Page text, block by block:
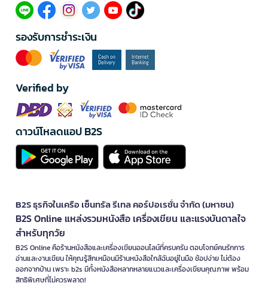
รองรับการชำระเงิน
Verified by
ดาวน์โหลดแอป B2S
B2S ธุรกิจในเครือ เซ็นทรัล รีเทล คอร์ปอเรชั่น จำกัด (มหาชน)
B2S Online แหล่งรวมหนังสือ เครื่องเขียน และแรงบันดาลใจ
สำหรับทุกวัย
B2S Online คือร้านหนังสือและเครื่องเขียนออนไลน์ที่ครบครัน ตอบโจทย์คนรักการ
อ่านและงานเขียน ให้คุณรู้สึกเหมือนมีร้านหนังสือใกล้ฉันอยู่ในมือ ช้อปง่าย ไม่ต้อง
ออกจากบ้าน เพราะ b2s มีทั้งหนังสือหลากหลายแนวและเครื่องเขียนคุณภาพ พร้อม
สิทธิพิเศษที่ไม่ควรพลาด!